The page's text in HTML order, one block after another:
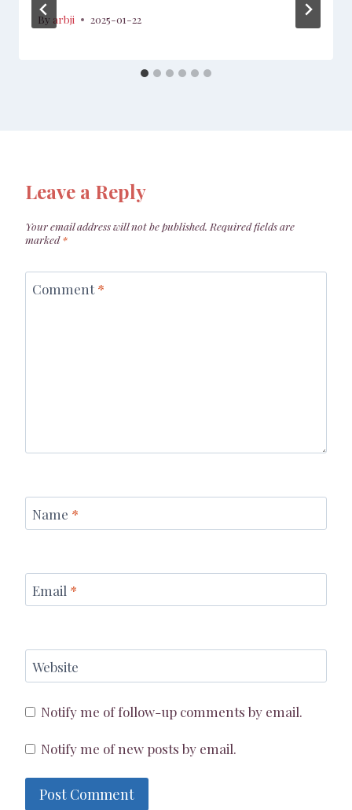
By arbji 2025-01-22
Leave a Reply
Your email address will not be published. Required fields are
marked*
Comment*
Name *
Email *
Website
Notify me of follow-up comments by email.
Notify me of new posts by email.